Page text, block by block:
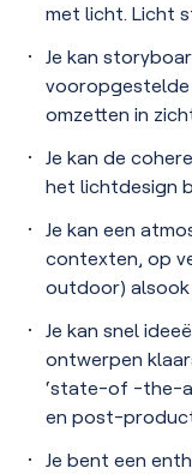
met licht. Licht
Je kan
vooropgestelde
omzetten in
Je kan de
het lichtdesign
Je kan een
contexten, op
outdoor) alsook
Je kan snel
ontwerpen
‘state-of -the-
en post-
Je bent een